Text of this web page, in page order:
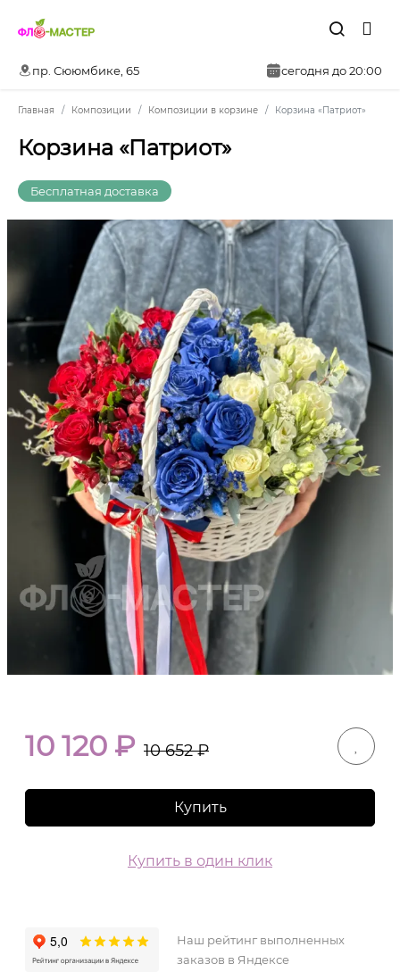
пр. Сююмбике, 65 сегодня до 20:00
Главная Композиции Композиции в корзине Корзина «Патриот»
Корзина «Патриот»
Бесплатная доставка
10 120 ₽ 10 652₽
Купить
Купить в один клик
Наш рейтинг выполненных
заказов в Яндексе